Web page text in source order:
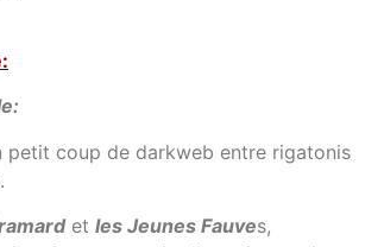
petit coup de darkweb entre rigatonis
et les Jeunes Fauves,